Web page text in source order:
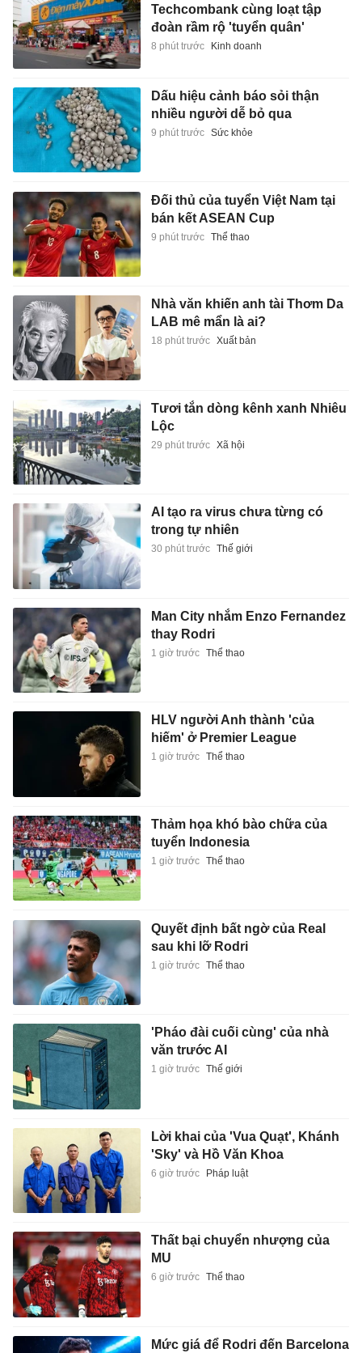
Techcombank cùng loạt tập
đoàn rầm rộ 'tuyển quân'
8 phút trước Kinh doanh
Dấu hiệu cảnh báo sỏi thận
nhiều người dễ bỏ qua
9 phút trước Sức khỏe
Đối thủ của tuyển Việt Nam tại
bán kết ASEAN Cup
9 phút trước Thể thao
Nhà văn khiến anh tài Thơm Da
LAB mê mẩn là ai?
18 phút trước Xuất bản
Tươi tắn dòng kênh xanh Nhiêu
Lộc
29 phút trước Xã hội
AI tạo ra virus chưa từng có
trong tự nhiên
30 phút trước Thế giới
Man City nhắm Enzo Fernandez
thay Rodri
1 giờ trước Thể thao
HLV người Anh thành 'của
hiếm' ở Premier League
1 giờ trước Thể thao
Thảm họa khó bào chữa của
tuyển Indonesia
1 giờ trước Thể thao
Quyết định bất ngờ của Real
sau khi lỡ Rodri
1 giờ trước Thể thao
'Pháo đài cuối cùng' của nhà
văn trước AI
1 giờ trước Thế giới
Lời khai của 'Vua Quạt', Khánh
'Sky' và Hồ Văn Khoa
6 giờ trước Pháp luật
Thất bại chuyển nhượng của
MU
6 giờ trước Thể thao
Mức giá để Rodri đến Barcelona